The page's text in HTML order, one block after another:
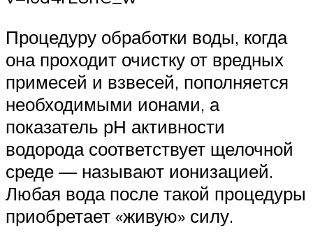
Процедуру обработки воды, когда
она проходит очистку от вредных
примесей и взвесей, пополняется
необходимыми ионами, а
показатель рН активности
водорода соответствует щелочной
среде — называют ионизацией.
Любая вода после такой процедуры
приобретает «живую» силу.